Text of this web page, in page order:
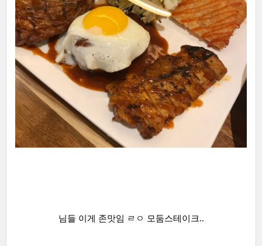
님들 이게 존맛임 ㄹㅇ 모둠스테이크..